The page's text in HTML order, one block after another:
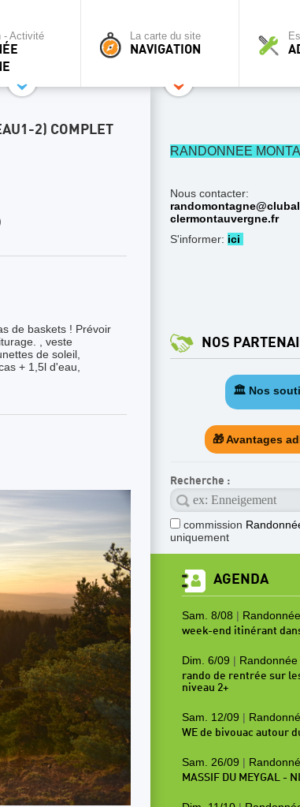
- Activité La carte du site
NAVIGATION
2) COMPLET
de baskets ! Prévoir
, veste
de soleil,
+ 1,5l d'eau,
RANDONNEE
Nous contacter:
clermontauvergne.fr
S'informer: ici
NOS
🏛️ Nos
🎁 Avantages
Recherche :
commission
uniquement
AGENDA
Sam. 8/08 |
week-end itinérant
Dim. 6/09 |
rando de rentrée sur
niveau 2+
Sam. 12/09 |
WE de bivouac autour
Sam. 26/09 |
MASSIF DU MEYGAL -